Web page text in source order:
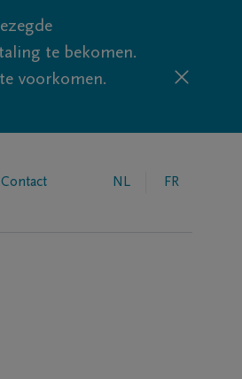
te bekomen.
voorkomen.
Contact NL FR